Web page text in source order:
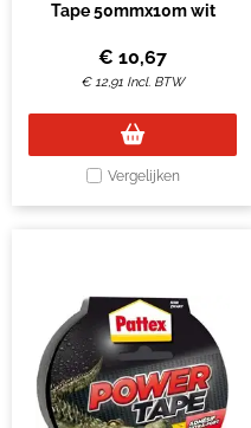
Tape 50mmx10m wit
€ 10,67
€12,91 Incl. BTW
Vergelijken